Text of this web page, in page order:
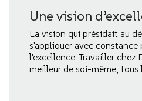
Une vision
La vision qui présidait au
s'appliquer avec constance
l'excellence. Travailler chez
meilleur de soi-même, tous